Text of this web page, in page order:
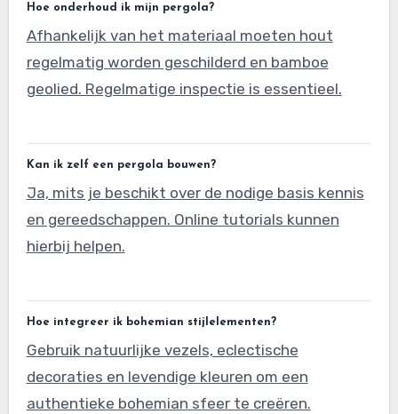
Hoe onderhoud ik mijn pergola?
Afhankelijk van het materiaal moeten hout
regelmatig worden geschilderd en bamboe
geolied. Regelmatige inspectie is essentieel.
Kan ik zelf een pergola bouwen?
Ja, mits je beschikt over de nodige basis kennis
en gereedschappen. Online tutorials kunnen
hierbij helpen.
Hoe integreer ik bohemian stijlelementen?
Gebruik natuurlijke vezels, eclectische
decoraties en levendige kleuren om een
authentieke bohemian sfeer te creëren.